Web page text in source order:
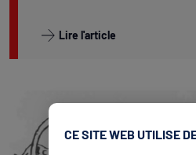
Lire l'article
CE SITE WEB UTILISE